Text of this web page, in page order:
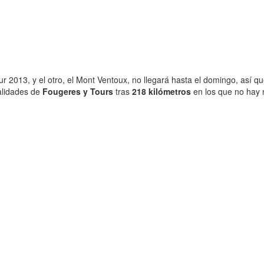
2013, y el otro, el Mont Ventoux, no llegará hasta el domingo, así
de Fougeres y Tours tras 218 kilómetros en los que no hay